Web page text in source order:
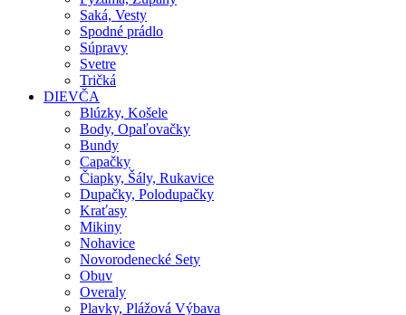
Saká, Vesty
Spodné prádlo
Súpravy
Svetre
Tričká
DIEVČA
Blúzky, Košele
Body, Opaľovačky
Bundy
Capačky
Čiapky, Šály, Rukavice
Dupačky, Polodupačky
Kraťasy
Mikiny
Nohavice
Novorodenecké Sety
Obuv
Overaly
Plavky, Plážová Výbava